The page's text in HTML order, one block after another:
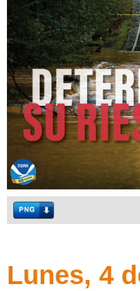
Lunes, 4